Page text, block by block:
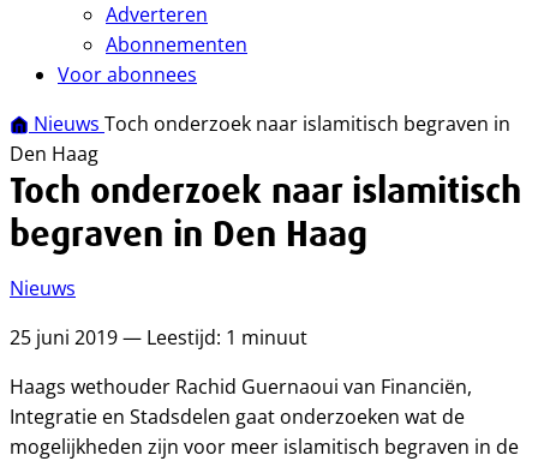
Adverteren
Abonnementen
Voor abonnees
Nieuws Toch onderzoek naar islamitisch begraven in
Den Haag
Toch onderzoek naar islamitisch
begraven in Den Haag
Nieuws
25 juni 2019 — Leestijd: 1 minuut
Haags wethouder Rachid Guernaoui van Financiën,
Integratie en Stadsdelen gaat onderzoeken wat de
mogelijkheden zijn voor meer islamitisch begraven in de